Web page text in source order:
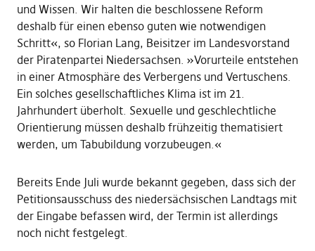
und Wissen. Wir halten die beschlossene Reform
deshalb für einen ebenso guten wie notwendigen
Schritt«, so Florian Lang, Beisitzer im Landesvorstand
der Piratenpartei Niedersachsen. »Vorurteile entstehen
in einer Atmosphäre des Verbergens und Vertuschens.
Ein solches gesellschaftliches Klima ist im 21.
Jahrhundert überholt. Sexuelle und geschlechtliche
Orientierung müssen deshalb frühzeitig thematisiert
werden, um Tabubildung vorzubeugen.«
Bereits Ende Juli wurde bekannt gegeben, dass sich der
Petitionsausschuss des niedersächsischen Landtags mit
der Eingabe befassen wird, der Termin ist allerdings
noch nicht festgelegt.